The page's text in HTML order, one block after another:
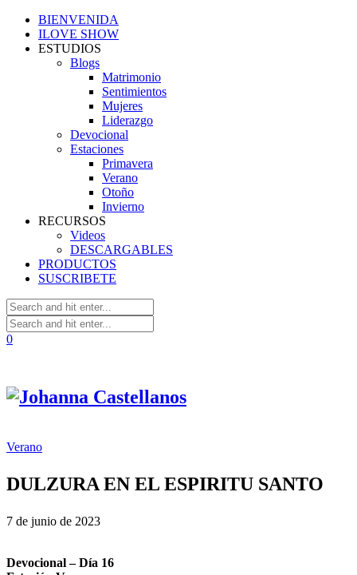
BIENVENIDA
ILOVE SHOW
ESTUDIOS
Blogs
Matrimonio
Sentimientos
Mujeres
Liderazgo
Devocional
Estaciones
Primavera
Verano
Otoño
Invierno
RECURSOS
Videos
DESCARGABLES
PRODUCTOS
SUSCRIBETE
0
Verano
DULZURA EN EL ESPIRITU SANTO
7 de junio de 2023
Devocional – Día 16